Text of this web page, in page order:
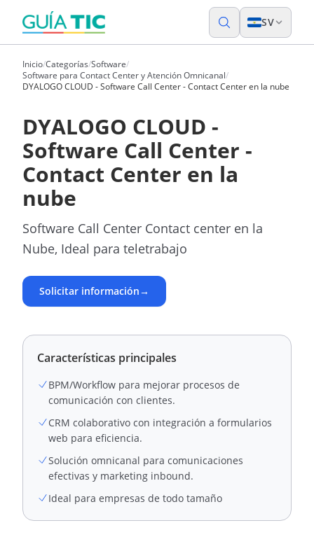
SV
Inicio/Categorías/Software/
Software para Contact Center y Atención Omnicanal/
DYALOGO CLOUD - Software Call Center - Contact Center en la nube
DYALOGO CLOUD -
Software Call Center -
Contact Center en la
nube
Software Call Center Contact center en la
Nube, Ideal para teletrabajo
Solicitar información→
Características principales
BPM/Workflow para mejorar procesos de
comunicación con clientes.
CRM colaborativo con integración a formularios
web para eficiencia.
Solución omnicanal para comunicaciones
efectivas y marketing inbound.
Ideal para empresas de todo tamaño